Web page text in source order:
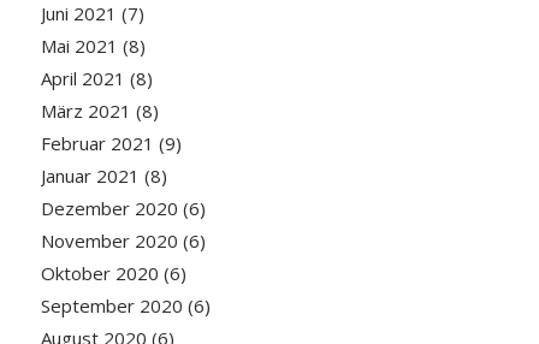
Juni 2021 (7)
Mai 2021 (8)
April 2021 (8)
März 2021 (8)
Februar 2021 (9)
Januar 2021 (8)
Dezember 2020 (6)
November 2020 (6)
Oktober 2020 (6)
September 2020 (6)
August 2020 (6)